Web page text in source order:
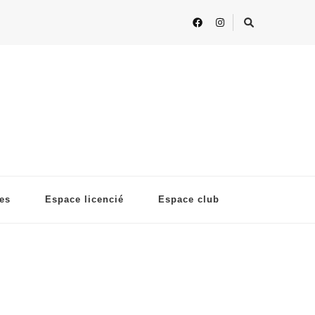
Espace licencié Espace club